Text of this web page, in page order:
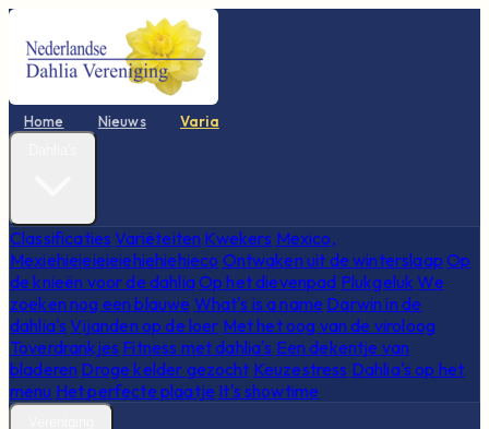
Home Nieuws Varia
Classificaties Variëteiten Kwekers Mexico,
Mexiehieieieieiehiehiehieco Ontwaken uit de winterslaap Op
de knieën voor de dahliaOp het dievenpad Plukgeluk We
zoeken nog een blauwe What's is a name Darwin in de
dahlia's Vijanden op de loer Met het oog van de viroloog
Toverdrankjes Fitness met dahlia's Een dekentje van
bladeren Droge kelder gezocht Keuzestress Dahlia's op het
menu Het perfecte plaatje It's showtime